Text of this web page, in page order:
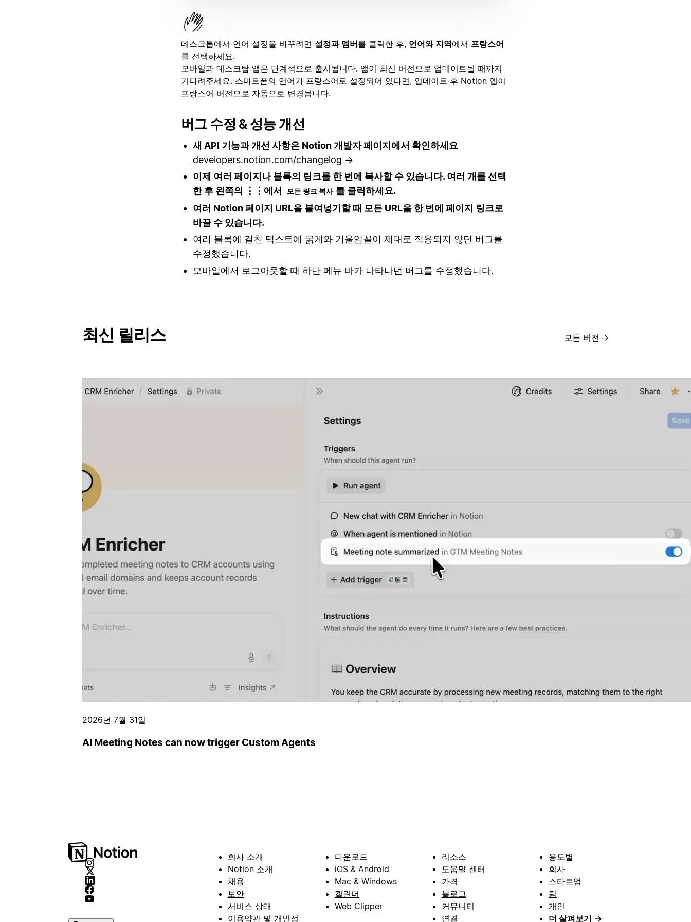
데스크톱에서 언어 설정을 바꾸려면 설정과 멤버를 클릭한 후, 언어와 지역에서 프랑스어
를 선택하세요.
모바일과 데스크탑 앱은 단계적으로 출시됩니다. 앱이 최신 버전으로 업데이트될 때까지
기다려주세요. 스마트폰의 언어가 프랑스어로 설정되어 있다면, 업데이트 후 Notion 앱이
프랑스어 버전으로 자동으로 변경됩니다.
버그 수정 & 성능 개선
새 API 기능과 개선 사항은 Notion 개발자 페이지에서 확인하세요
developers.notion.com/changelog →
이제 여러 페이지나 블록의 링크를 한 번에 복사할 수 있습니다. 여러 개를 선택
한 후 왼쪽의 ⋮⋮에서
모든 링크 복사 를 클릭하세요.
여러 Notion 페이지 URL을 붙여넣기할 때 모든 URL을 한 번에 페이지 링크로
바꿀 수 있습니다.
여러 블록에 걸친 텍스트에 굵게와 기울임꼴이 제대로 적용되지 않던 버그를
수정했습니다.
모바일에서 로그아웃할 때 하단 메뉴 바가 나타나던 버그를 수정했습니다.
최신 릴리스 모든 버전 →
2026년 7월 31일
AI Meeting Notes can now trigger Custom Agents
회사 소개
Notion 소개
채용
보안
서비스 상태
이용약관 및 개인정
다운로드
iOS & Android
Mac & Windows
캘린더
Web Clipper
리소스
도움말 센터
가격
블로그
커뮤니티
연결
용도별
회사
스타트업
팀
개인
더 살펴보기 →